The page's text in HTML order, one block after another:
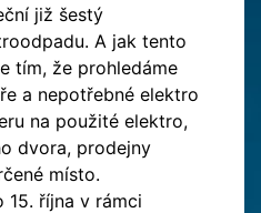
již šestý
A jak tento
tím, že prohledáme
a nepotřebné elektro
na použité elektro,
dvora, prodejny
místo.
15. října v rámci